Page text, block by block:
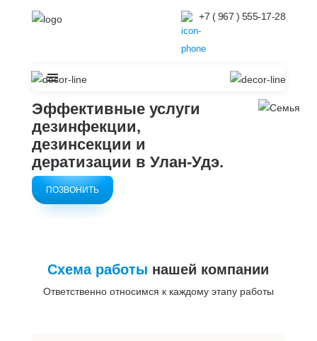
+7 ( 967 ) 555-17-28
Эффективные услуги
дезинфекции,
дезинсекции и
дератизации в Улан-Удэ.
ПОЗВОНИТЬ
Схема работы нашей компании
Ответственно относимся к каждому этапу работы